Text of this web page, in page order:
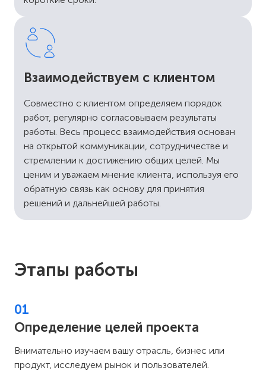
Взаимодействуем с клиентом
Совместно с клиентом определяем порядок
работ, регулярно согласовываем результаты
работы. Весь процесс взаимодействия основан
на открытой коммуникации, сотрудничестве и
стремлении к достижению общих целей. Мы
ценим и уважаем мнение клиента, используя его
обратную связь как основу для принятия
решений и дальнейшей работы.
Этапы работы
01
Определение целей проекта
Внимательно изучаем вашу отрасль, бизнес или
продукт, исследуем рынок и пользователей.